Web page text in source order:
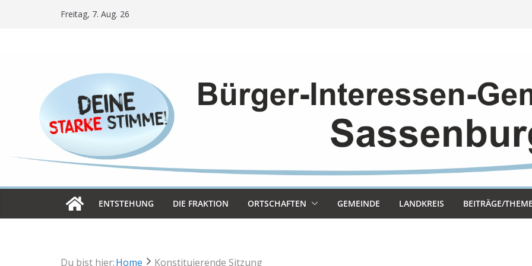
Freitag, 7. Aug. 26
ENT­STE­HUNG DIE FRAK­TION ORT­SCHAF­TEN GEMEINDE LAND­KREIS BEITRÄGE/
Du bist hier:Home Konstituierende Sitzung